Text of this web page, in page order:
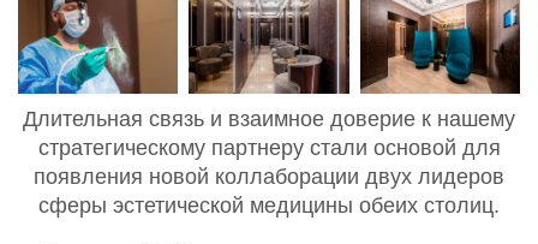
Длительная связь и взаимное доверие к нашему
стратегическому партнеру стали основой для
появления новой коллаборации двух лидеров
сферы эстетической медицины обеих столиц.